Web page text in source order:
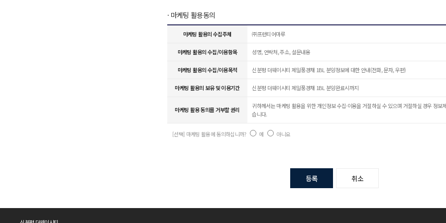
· 마케팅 활용동의
마케팅 활용의 수집주체 ㈜프런티어마루
마케팅 활용의 수집/이용항목 성명, 연락처, 주소, 설문내용
마케팅 활용의 수집/이용목적 신분평 더웨이시티 제일풍경채 1BL 분양정보에 대한 안내(전화, 문자, 우편)
마케팅 활용의 보유 및 이용기간 신분평 더웨이시티 제일풍경채 1BL 분양완료시까지
마케팅 활용 동의를 거부할 권리
귀하께서는 마케팅 활용을 위한 개인정보 수집·이용을 거절하실 수 있으며 거절하실 경우 정보
습니다.
[선택] 마케팅 활용에 동의하십니까? 예 아니요